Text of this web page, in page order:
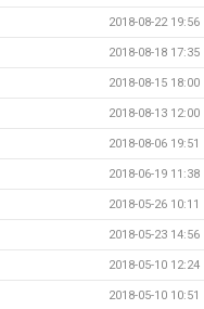
2018-08-22 19:56
2018-08-18 17:35
2018-08-15 18:00
2018-08-13 12:00
2018-08-06 19:51
2018-06-19 11:38
2018-05-26 10:11
2018-05-23 14:56
2018-05-10 12:24
2018-05-10 10:51